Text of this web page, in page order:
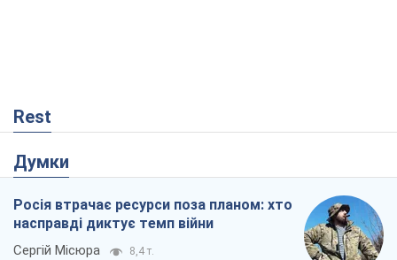
Rest
Думки
Росія втрачає ресурси поза планом: хто
насправді диктує темп війни
Сергій Місюра 8,4 т.